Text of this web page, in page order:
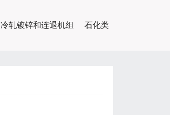
冷轧镀锌和连退机组 石化类